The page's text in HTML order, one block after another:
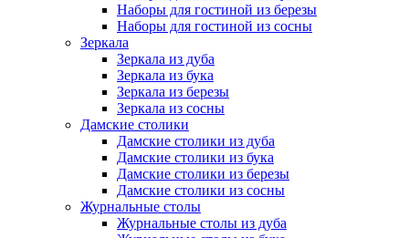
Наборы для гостиной из березы
Наборы для гостиной из сосны
Зеркала
Зеркала из дуба
Зеркала из бука
Зеркала из березы
Зеркала из сосны
Дамские столики
Дамские столики из дуба
Дамские столики из бука
Дамские столики из березы
Дамские столики из сосны
Журнальные столы
Журнальные столы из дуба